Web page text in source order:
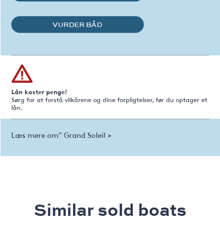
VURDER BÅD
Lån koster penge!
Sørg for at forstå vilkårene og dine forpligtelser, før du optager et
lån.
Læs mere om” Grand Soleil >
Similar sold boats